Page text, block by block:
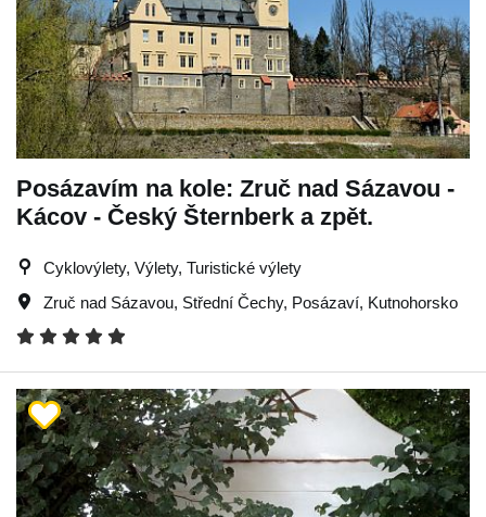
Posázavím na kole: Zruč nad Sázavou -
Kácov - Český Šternberk a zpět.
Cyklovýlety, Výlety, Turistické výlety
Zruč nad Sázavou, Střední Čechy, Posázaví, Kutnohorsko